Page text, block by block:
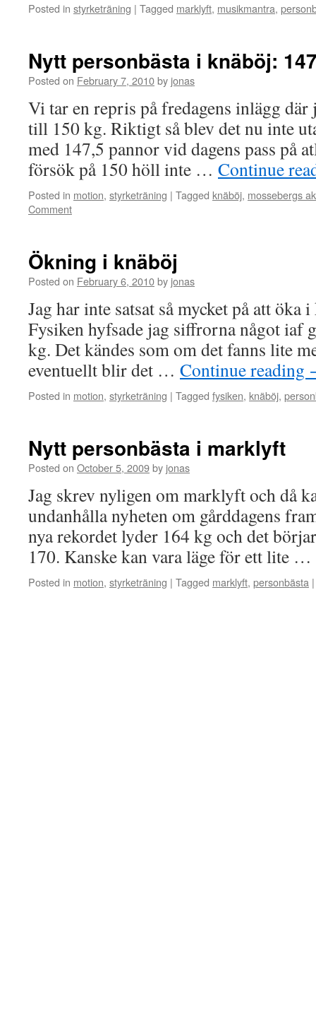
Posted in styrketräning | Tagged marklyft, musikmantra,
Nytt personbästa i knäböj:
Posted on February 7, 2010by jonas
Vi tar en repris på fredagens inlägg
till 150 kg. Riktigt så blev det nu inte
med 147,5 pannor vid dagens pass på
försök på 150 höll inte … Continue
Posted in motion, styrketräning | Tagged knäböj, mossebergs ak
Comment
Ökning i knäböj
Posted on February 6, 2010by jonas
Jag har inte satsat så mycket på att öka
Fysiken hyfsade jag siffrorna något iaf
kg. Det kändes som om det fanns lite
eventuellt blir det … Continue reading
Posted in motion, styrketräning | Tagged fysiken, knäböj,
Nytt personbästa i marklyft
Posted on October 5, 2009by jonas
Jag skrev nyligen om marklyft och då
undanhålla nyheten om gårddagens
nya rekordet lyder 164 kg och det
170. Kanske kan vara läge för ett lite …
Posted in motion, styrketräning | Tagged marklyft, personbästa |